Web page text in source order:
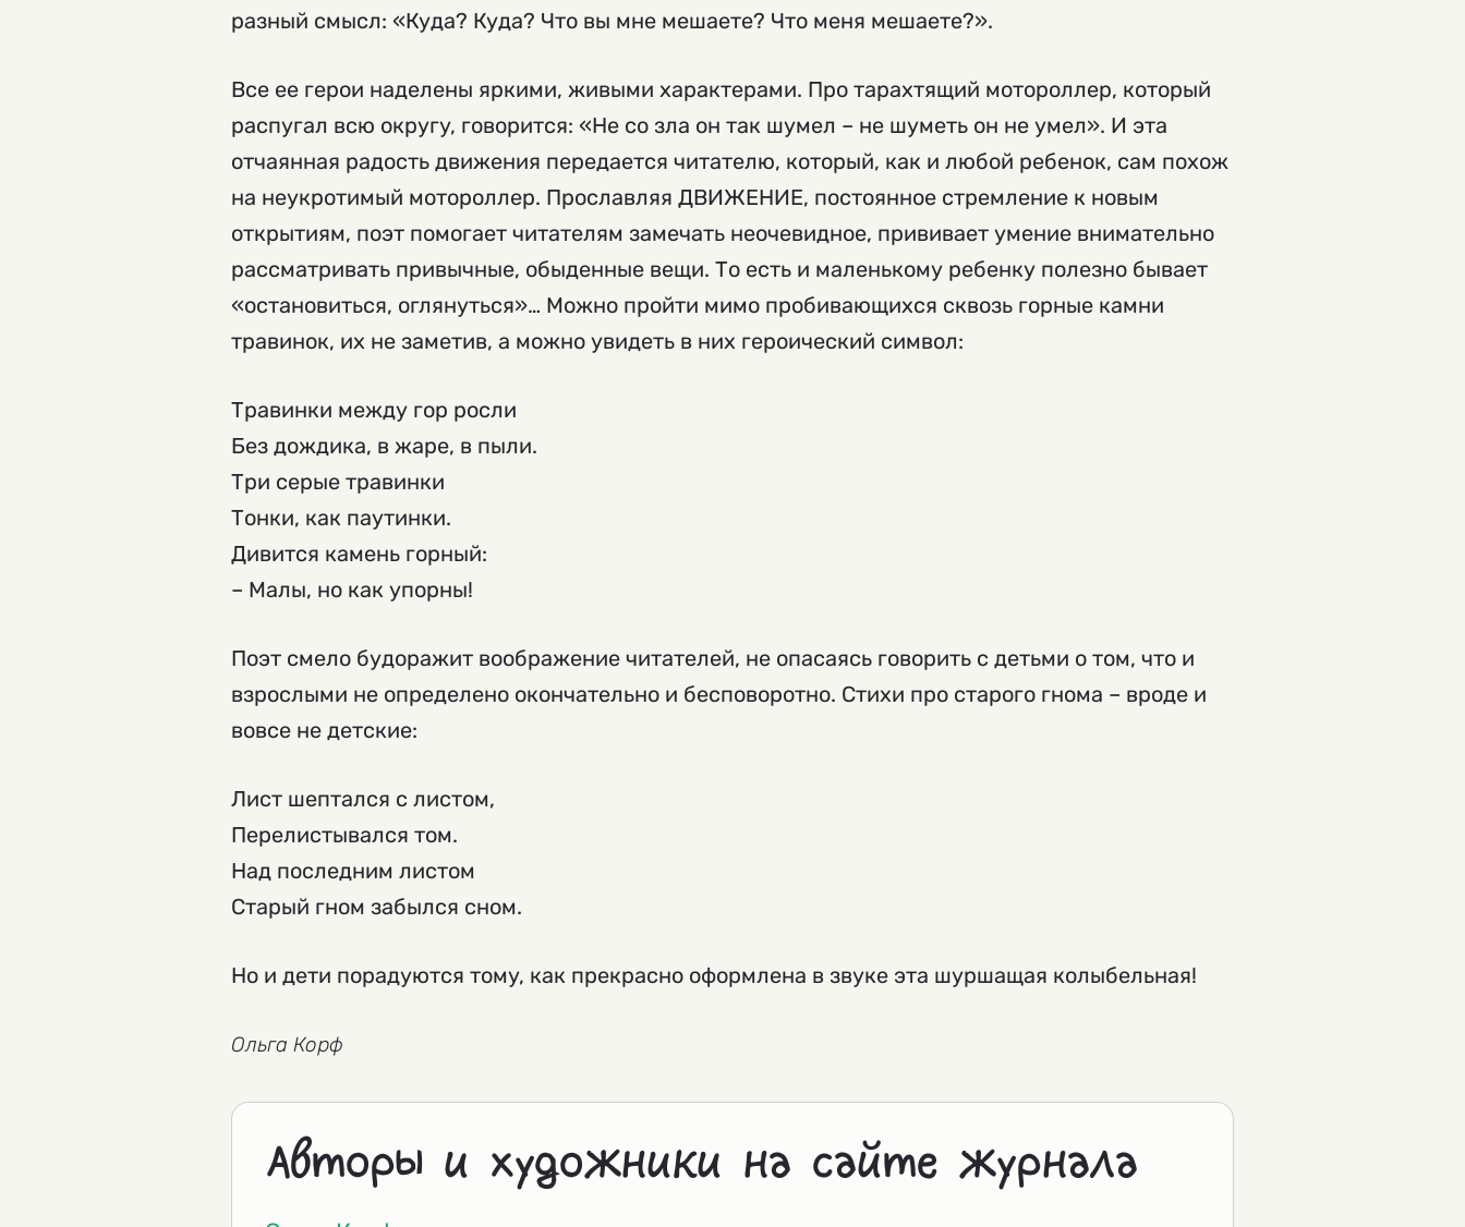
разный смысл: «Куда? Куда? Что вы мне мешаете? Что меня мешаете?».
Все ее герои наделены яркими, живыми характерами. Про тарахтящий мотороллер, который
распугал всю округу, говорится: «Не со зла он так шумел – не шуметь он не умел». И эта
отчаянная радость движения передается читателю, который, как и любой ребенок, сам похож
на неукротимый мотороллер. Прославляя ДВИЖЕНИЕ, постоянное стремление к новым
открытиям, поэт помогает читателям замечать неочевидное, прививает умение внимательно
рассматривать привычные, обыденные вещи. То есть и маленькому ребенку полезно бывает
«остановиться, оглянуться»… Можно пройти мимо пробивающихся сквозь горные камни
травинок, их не заметив, а можно увидеть в них героический символ:
Травинки между гор росли
Без дождика, в жаре, в пыли.
Три серые травинки
Тонки, как паутинки.
Дивится камень горный:
– Малы, но как упорны!
Поэт смело будоражит воображение читателей, не опасаясь говорить с детьми о том, что и
взрослыми не определено окончательно и бесповоротно. Стихи про старого гнома – вроде и
вовсе не детские:
Лист шептался с листом,
Перелистывался том.
Над последним листом
Старый гном забылся сном.
Но и дети порадуются тому, как прекрасно оформлена в звуке эта шуршащая колыбельная!
Ольга Корф
Авторы и художники на сайте журнала